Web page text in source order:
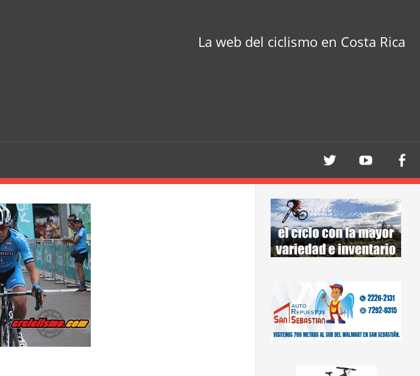
La web del ciclismo en Costa Rica